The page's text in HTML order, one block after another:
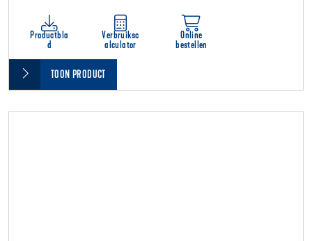
Productbla
d
Verbruiksc
alculator
Online
bestellen
TOON PRODUCT